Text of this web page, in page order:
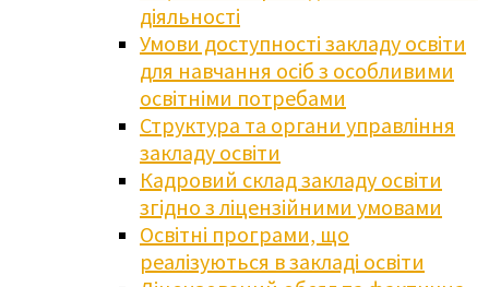
діяльності
Умови доступності закладу освіти
для навчання осіб з особливими
освітніми потребами
Структура та органи управління
закладу освіти
Кадровий склад закладу освіти
згідно з ліцензійними умовами
Освітні програми, що
реалізуються в закладі освіти